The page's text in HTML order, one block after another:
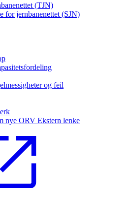
(TJN)
for jernbanenettet (SJN)
og feil
nye ORV Ekstern lenke